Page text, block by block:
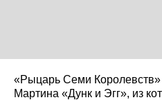
«Рыцарь Семи Королевств»
Мартина «Дунк и Эгг», из